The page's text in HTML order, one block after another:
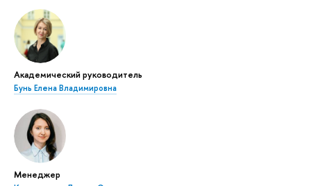
Академический руководитель
Бунь Елена Владимировна
Менеджер